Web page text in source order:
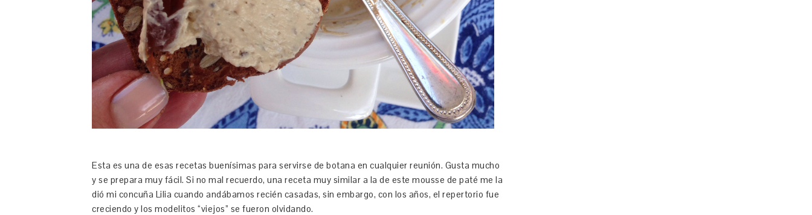
Esta es una de esas recetas buenísimas para servirse de botana en cualquier reunión. Gusta mucho
y se prepara muy fácil. Si no mal recuerdo, una receta muy similar a la de este mousse de paté me la
dió mi concuña Lilia cuando andábamos recién casadas, sin embargo, con los años, el repertorio fue
creciendo y los modelitos “viejos” se fueron olvidando.